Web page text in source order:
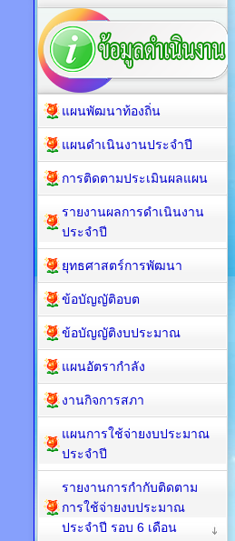
แผนพัฒนาท้องถิ่น
แผนดำเนินงานประจำปี
การติดตามประเมินผลแผน
รายงานผลการดำเนินงาน
ประจำปี
ยุทธศาสตร์การพัฒนา
ข้อบัญญัติอบต
ข้อบัญญัติงบประมาณ
แผนอัตรากำลัง
งานกิจการสภา
แผนการใช้จ่ายงบประมาณ
ประจำปี
รายงานการกำกับติดตาม
การใช้จ่ายงบประมาณ
ประจำปี รอบ 6 เดือน